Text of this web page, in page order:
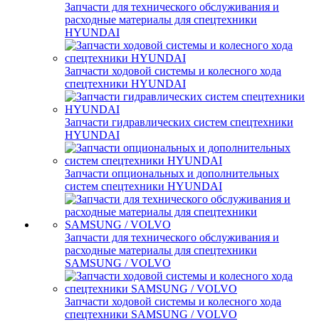
Запчасти для технического обслуживания и
расходные материалы для спецтехники
HYUNDAI
Запчасти ходовой системы и колесного хода
спецтехники HYUNDAI
Запчасти гидравлических систем спецтехники
HYUNDAI
Запчасти опциональных и дополнительных
систем спецтехники HYUNDAI
Запчасти для технического обслуживания и
расходные материалы для спецтехники
SAMSUNG / VOLVO
Запчасти ходовой системы и колесного хода
спецтехники SAMSUNG / VOLVO